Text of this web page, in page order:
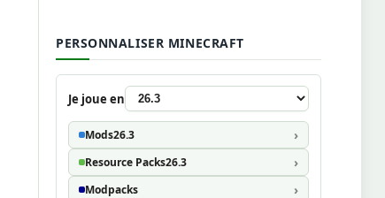
PERSONNALISER MINECRAFT
Je joue en
Mods26.3
Resource Packs26.3
Modpacks